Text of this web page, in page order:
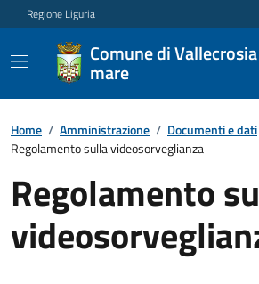
Regione Liguria
Comune di
mare
Home / Amministrazione / Documenti e dati
Regolamento sulla videosorveglianza
Regolamento